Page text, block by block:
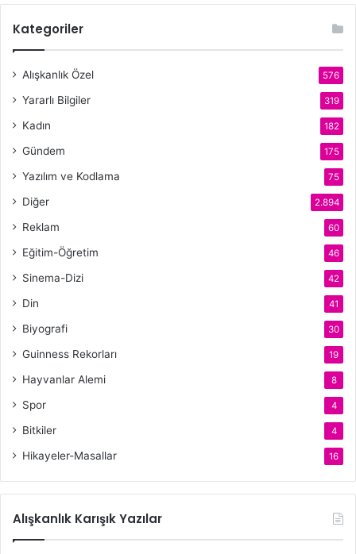
Kategoriler
Alışkanlık Özel 576
Yararlı Bilgiler 319
Kadın 182
Gündem 175
Yazılım ve Kodlama 75
Diğer 2.894
Reklam 60
Eğitim-Öğretim 46
Sinema-Dizi 42
Din 41
Biyografi 30
Guinness Rekorları 19
Hayvanlar Alemi 8
Spor 4
Bitkiler 4
Hikayeler-Masallar 16
Alışkanlık Karışık Yazılar